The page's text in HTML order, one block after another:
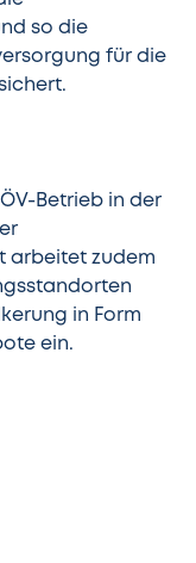
so die
für die
Betrieb in der
arbeitet zudem
in Form
ein.